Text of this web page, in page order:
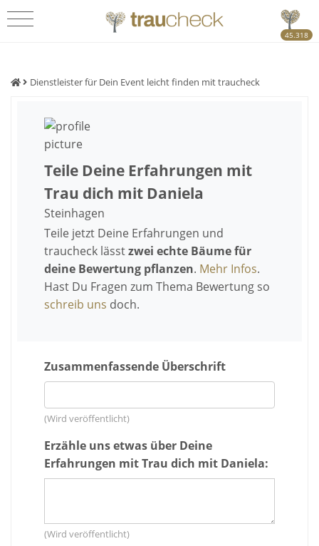
45.318
Dienstleister für Dein Event leicht finden mit traucheck
Teile Deine Erfahrungen mit
Trau dich mit Daniela
Steinhagen
Teile jetzt Deine Erfahrungen und
traucheck lässtzwei echte Bäume für
deine Bewertung pflanzen. Mehr Infos.
Hast Du Fragen zum Thema Bewertung so
schreib uns doch.
Zusammenfassende Überschrift
(Wird veröffentlicht)
Erzähle uns etwas über Deine
Erfahrungen mit Trau dich mit Daniela:
(Wird veröffentlicht)